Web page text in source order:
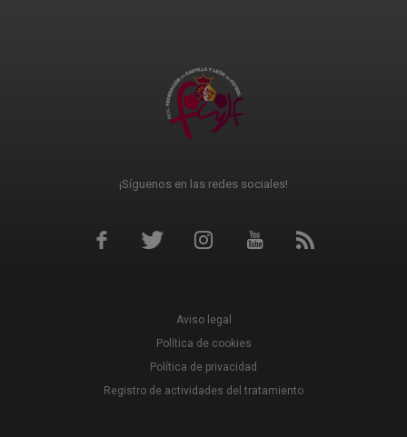
¡Síguenos en las redes sociales!
Aviso legal
Política de cookies
Política de privacidad
Registro de actividades del tratamiento